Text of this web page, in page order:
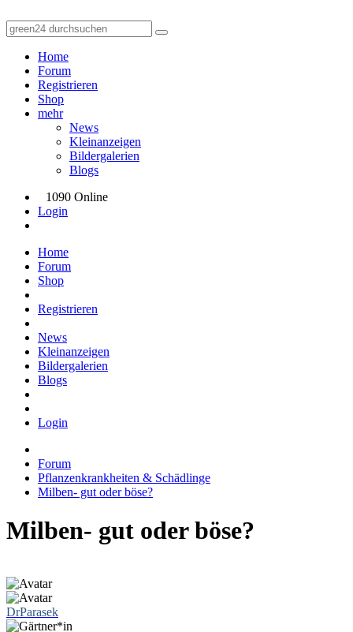
Home
Forum
Registrieren
Shop
mehr
News
Kleinanzeigen
Bildergalerien
Blogs
1090 Online
Login
Home
Forum
Shop
Registrieren
News
Kleinanzeigen
Bildergalerien
Blogs
Login
Forum
Pflanzenkrankheiten & Schädlinge
Milben- gut oder böse?
Milben- gut oder böse?
DrParasek